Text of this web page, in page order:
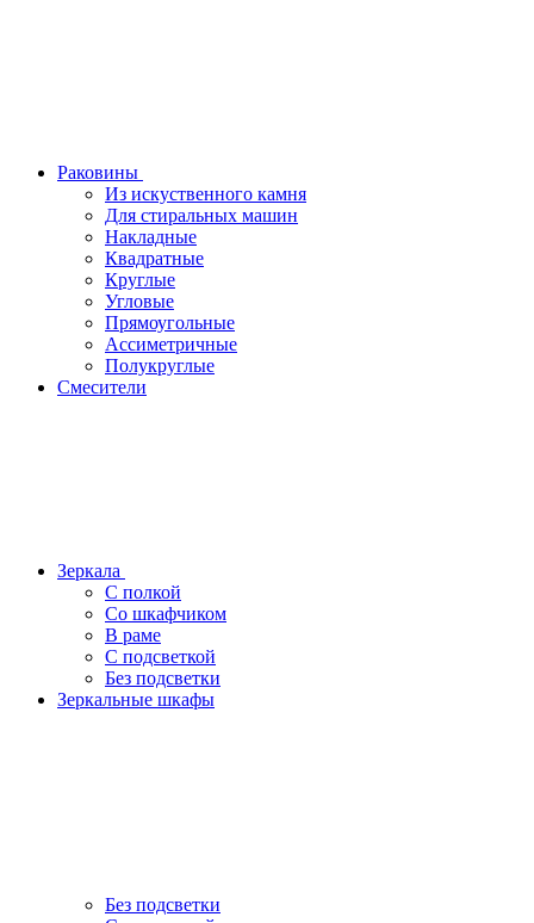
Раковины
Из искуственного камня
Для стиральных машин
Накладные
Квадратные
Круглые
Угловые
Прямоугольные
Ассиметричные
Полукруглые
Смесители
Зеркала
С полкой
Со шкафчиком
В раме
С подсветкой
Без подсветки
Зеркальные шкафы
Без подсветки